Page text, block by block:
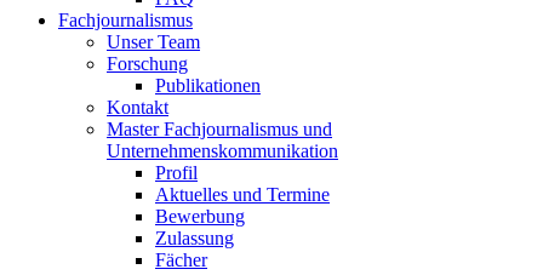
Fachjournalismus
Unser Team
Forschung
Publikationen
Kontakt
Master Fachjournalismus und
Unternehmenskommunikation
Profil
Aktuelles und Termine
Bewerbung
Zulassung
Fächer